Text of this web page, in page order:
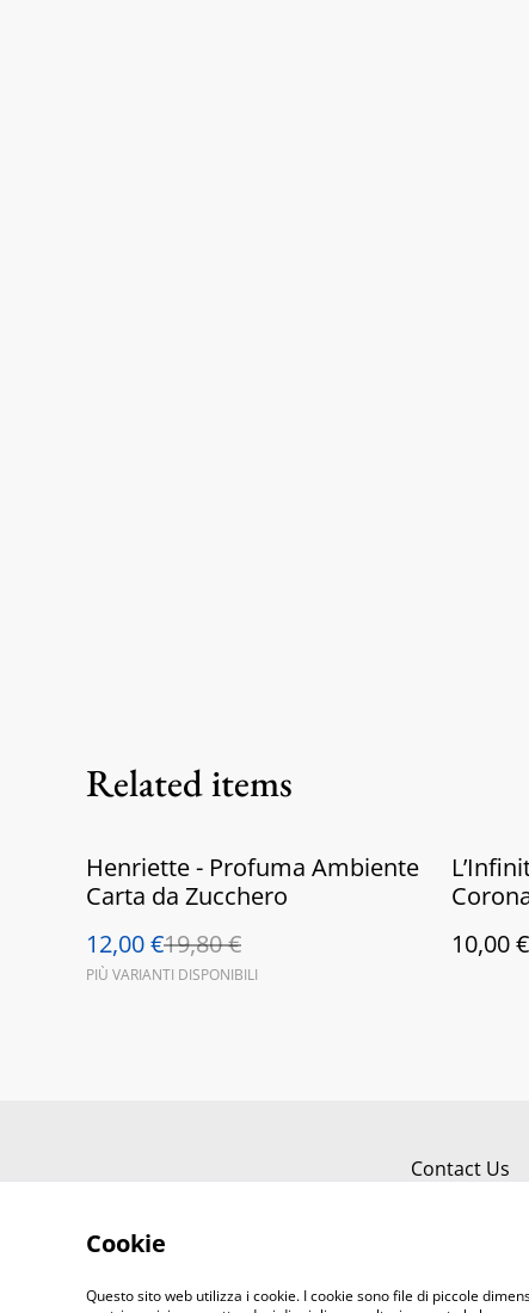
Related items
%
Henriette - Profuma Ambiente
Carta da Zucchero
12,00 €19,80 €
PIÙ VARIANTI DISPONIBILI
10,00 €
Contact Us
Cookie
Questo sito web utilizza i cookie. I cookie sono file di piccole